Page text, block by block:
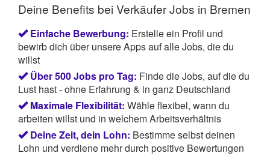
Deine Benefits bei Verkäufer Jobs in Bremen
Einfache Bewerbung: Erstelle ein Profil und
bewirb dich über unsere Apps auf alle Jobs, die du
willst
Über 500 Jobs pro Tag: Finde die Jobs, auf die du
Lust hast - ohne Erfahrung & in ganz Deutschland
Maximale Flexibilität: Wähle flexibel, wann du
arbeiten willst und in welchem Arbeitsverhältnis
Deine Zeit, dein Lohn: Bestimme selbst deinen
Lohn und verdiene mehr durch positive Bewertungen